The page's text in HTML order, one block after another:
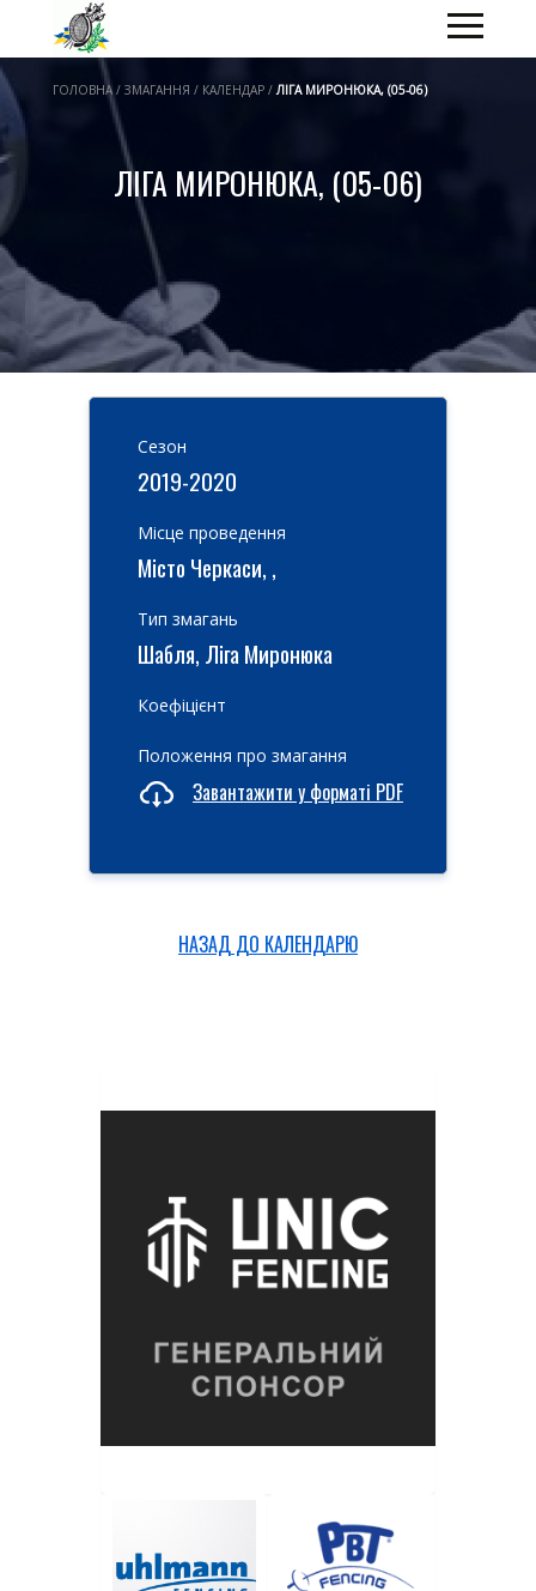
ГОЛОВНА / ЗМАГАННЯ / КАЛЕНДАР /ЛІГА МИРОНЮКА, (05-06)
ЛІГА МИРОНЮКА, (05-06)
Cезон
2019-2020
Місце проведення
Місто Черкаси, ,
Тип змагань
Шабля, Ліга Миронюка
Коефіцієнт
Положення про змагання
Завантажити у форматі PDF
НАЗАД ДО КАЛЕНДАРЮ